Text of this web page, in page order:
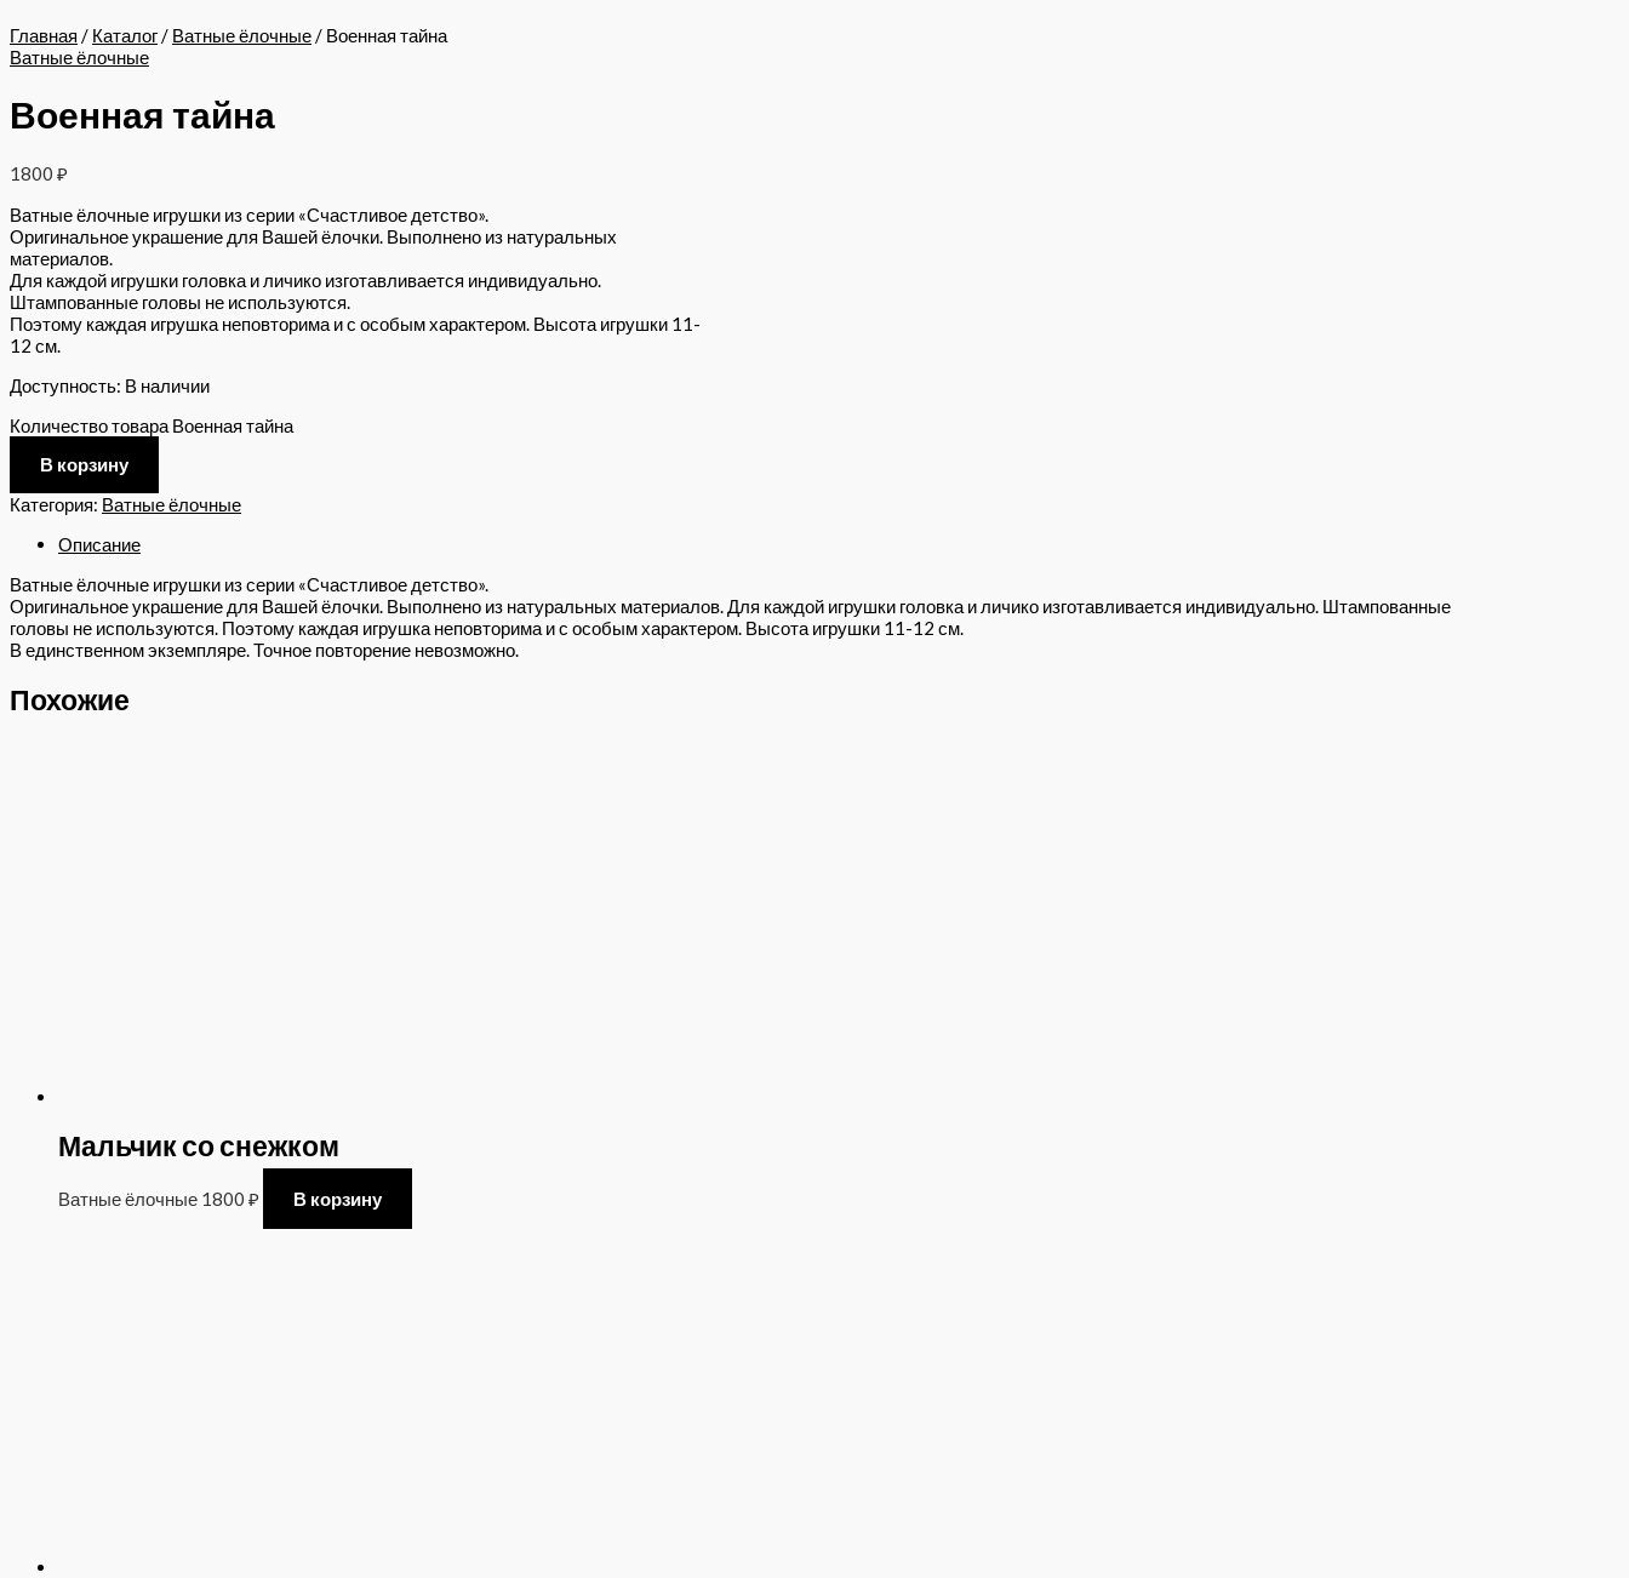
Главная / Каталог/ Ватные ёлочные/ Военная тайна
Ватные ёлочные
Военная тайна
1800 ₽
Ватные ёлочные игрушки из серии «Счастливое детство».
Оригинальное украшение для Вашей ёлочки. Выполнено из натуральных
материалов.
Для каждой игрушки головка и личико изготавливается индивидуально.
Штампованные головы не используются.
Поэтому каждая игрушка неповторима и с особым характером. Высота игрушки 11-
12 см.
Доступность: В наличии
Количество товара Военная тайна
В корзину
Категория: Ватные ёлочные
Описание
Ватные ёлочные игрушки из серии «Счастливое детство».
Оригинальное украшение для Вашей ёлочки. Выполнено из натуральных материалов. Для каждой игрушки головка и личико изготавливается индивидуально. Штампованные
головы не используются. Поэтому каждая игрушка неповторима и с особым характером. Высота игрушки 11-12 см.
В единственном экземпляре. Точное повторение невозможно.
Похожие
Мальчик со снежком
Ватные ёлочные 1800 ₽ В корзину